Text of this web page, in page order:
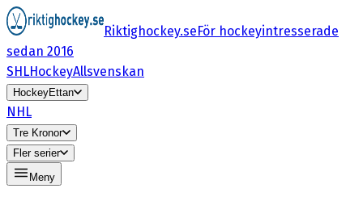
Riktighockey.seFör hockeyintresserade
sedan 2016
SHLHockeyAllsvenskan
HockeyEttan
NHL
Tre Kronor
Fler serier
Meny